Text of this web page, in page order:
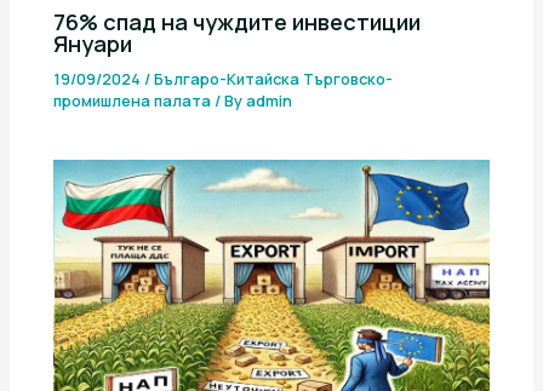
76% спад на чуждите инвестиции
Януари
19/09/2024/Българо-Китайска Търговско-
промишлена палaта/ Byadmin